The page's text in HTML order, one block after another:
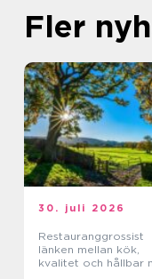
Fler
30. juli 2026
Restauranggrossist
länken mellan kök,
kvalitet och hållbar